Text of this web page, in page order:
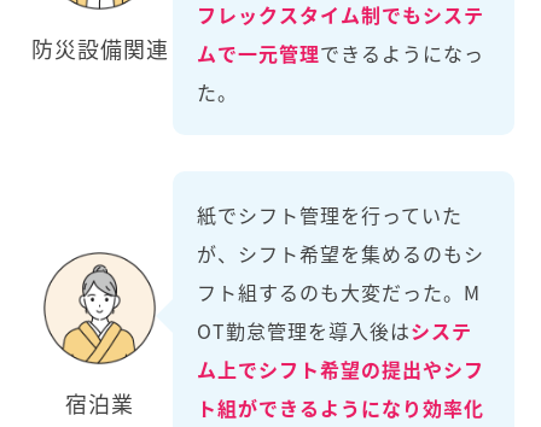
防災設備関連
フレックスタイム制でもシステ
ムで一元管理できるようになっ
た。
宿泊業
紙でシフト管理を行っていた
が、シフト希望を集めるのもシ
フト組するのも大変だった。M
OT勤怠管理を導入後はシステ
ム上でシフト希望の提出やシフ
ト組ができるようになり効率化